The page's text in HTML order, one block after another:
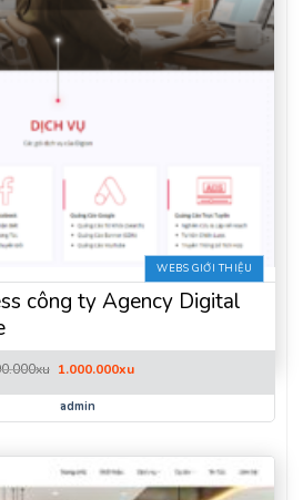
WEBS GIỚI THIỆU
công ty Agency Digital
xu Giá
là:
2.500.000xu.
1.000.000xuGiá
tại
admin